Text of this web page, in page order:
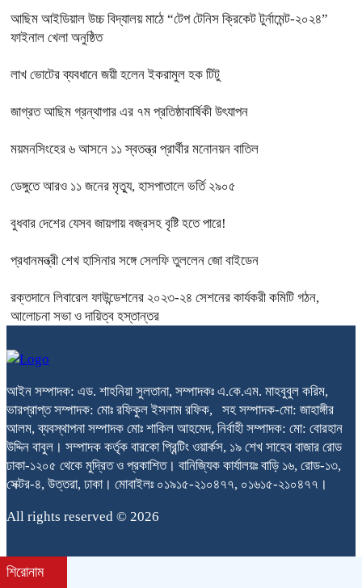
আছিম আইডিয়াল উচ্চ বিদ্যালয় মাঠে “টেপ টেনিস ক্রিকেট টুর্নামেন্ট-২০২৪”
ফাইনাল খেলা অনুষ্ঠিত
লাখ ভোটের ব্যবধানে জয়ী হলেন ইকরামুল হক টিটু
জাগ্রত আছিম গ্রন্থাগার এর ৭ম প্রতিষ্ঠাবার্ষিকী উৎযাপন
ময়মনসিংহের ৬ আসনে ১১ স্বতন্ত্র প্রার্থীর মনোনয়ন বাতিল
ডেঙ্গুতে আরও ১১ জনের মৃত্যু, হাসপাতালে ভর্তি ২৯০৫
বুধবার দেশের যেসব জায়গায় বজ্রসহ বৃষ্টি হতে পারে!
প্রধানমন্ত্রী শেখ হাসিনার সঙ্গে সেলফি তুললেন জো বাইডেন
রক্তদানে লিবারেল ফাউন্ডেশনের ২০২৩-২৪ সেশনের কার্যকরী কমিটি গঠন,
আলোচনা সভা ও দায়িত্ব হস্তান্তর
আইন সম্পাদক: এড. শাহনিয়া সুলতানা, সম্পাদকঃ এ.কে.এম. মাহবুবুল করিম,
ভারপ্রাপ্ত সম্পাদক: মোঃ রফিকুল ইসলাম রফিক, সহ সম্পাদক-মো: জাহাঙ্গীর
আলম, ব্যবস্থাপনা সম্পাদক মোঃ শাকিল আহমেদ, নির্বাহী সম্পাদক: মো: বোরহান
উদ্দিন বাবুল। সম্পাদক কর্তৃক বারকো প্রিন্টিং ওয়ার্কস, ১৯ শেখ সাহেব বাজার রোড
ঢাকা-১২০৫ থেকে মুদ্রিত ও প্রকাশিত। বানিজ্যিক কার্যালয়ঃ বাড়ি ১৬, রোড-১৩,
সেক্টর-৪, উত্তরা, ঢাকা। মোবাইলঃ ০১৯১৫-২১০৪৭৭, ০১৬১৫-২১০৪৭৭।
All rights reserved © 2026
শিরোনাম
bdit.com.bd